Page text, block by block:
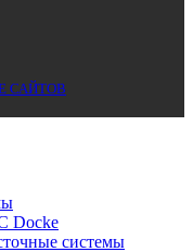
САЙТОВ
Docke
системы